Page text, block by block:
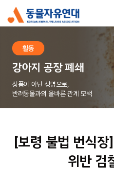
활동
강아지 공장 폐쇄
상품이 아닌 생명으로,
반려동물과의 올바른 관계 모색
[보령 불법 번식
위반 검